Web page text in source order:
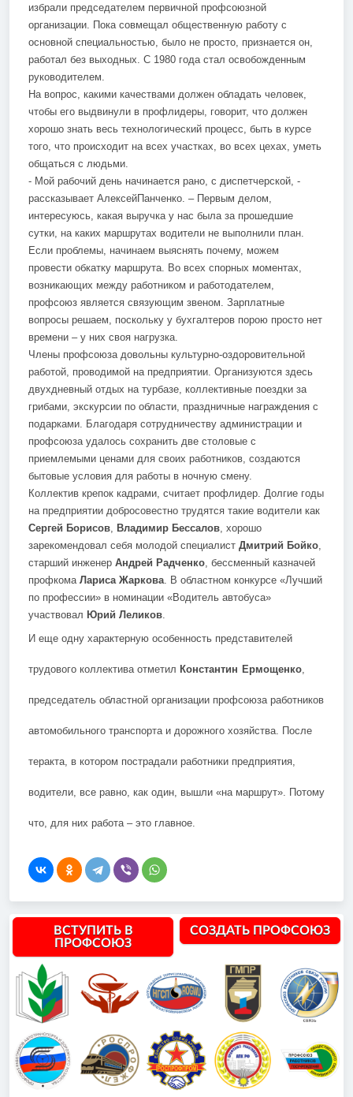
избрали председателем первичной профсоюзной
организации. Пока совмещал общественную работу с
основной специальностью, было не просто, признается он,
работал без выходных. С 1980 года стал освобожденным
руководителем.
На вопрос, какими качествами должен обладать человек,
чтобы его выдвинули в профлидеры, говорит, что должен
хорошо знать весь технологический процесс, быть в курсе
того, что происходит на всех участках, во всех цехах, уметь
общаться с людьми.
- Мой рабочий день начинается рано, с диспетчерской, -
рассказывает АлексейПанченко. – Первым делом,
интересуюсь, какая выручка у нас была за прошедшие
сутки, на каких маршрутах водители не выполнили план.
Если проблемы, начинаем выяснять почему, можем
провести обкатку маршрута. Во всех спорных моментах,
возникающих между работником и работодателем,
профсоюз является связующим звеном. Зарплатные
вопросы решаем, поскольку у бухгалтеров порою просто нет
времени – у них своя нагрузка.
Члены профсоюза довольны культурно-оздоровительной
работой, проводимой на предприятии. Организуются здесь
двухдневный отдых на турбазе, коллективные поездки за
грибами, экскурсии по области, праздничные награждения с
подарками. Благодаря сотрудничеству администрации и
профсоюза удалось сохранить две столовые с
приемлемыми ценами для своих работников, создаются
бытовые условия для работы в ночную смену.
Коллектив крепок кадрами, считает профлидер. Долгие годы
на предприятии добросовестно трудятся такие водители как
Сергей Борисов, Владимир Бессалов, хорошо
зарекомендовал себя молодой специалист Дмитрий Бойко,
старший инженер Андрей Радченко, бессменный казначей
профкома Лариса Жаркова. В областном конкурсе «Лучший
по профессии» в номинации «Водитель автобуса»
участвовал Юрий Леликов.
И еще одну характерную особенность представителей
трудового коллектива отметил Константин Ермощенко,
председатель областной организации профсоюза работников
автомобильного транспорта и дорожного хозяйства. После
теракта, в котором пострадали работники предприятия,
водители, все равно, как один, вышли «на маршрут». Потому
что, для них работа – это главное.
ВСТУПИТЬ В
ПРОФСОЮЗ
СОЗДАТЬ ПРОФСОЮЗ